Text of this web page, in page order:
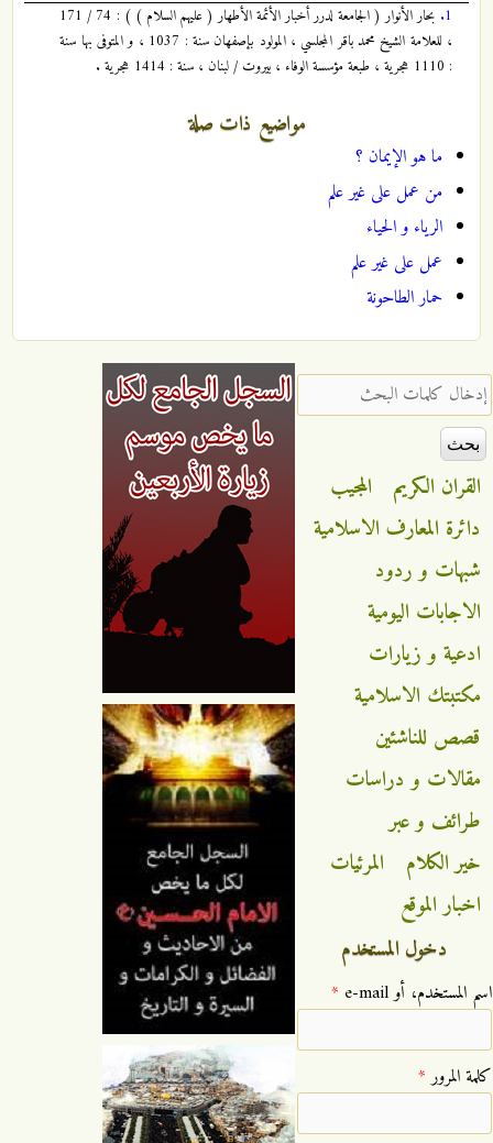
1.
بحار الأنوار ( الجامعة لدرر أخبار الأئمة الأطهار ( عليهم السلام ) ) : 74 / 171
، للعلامة الشيخ محمد باقر المجلسي ، المولود بإصفهان سنة : 1037 ، و المتوفى بها سنة
: 1110 هجرية ، طبعة مؤسسة الوفاء ، بيروت / لبنان ، سنة : 1414 هجرية .
مواضيع ذات صلة
ما هو الإيمان ؟
من عمل على غير علم
الرياء و الحياء
عمل على غير علم
حمار الطاحونة
‏إدخال كلمات البحث ‏
القران الكريم
المجيب
دائرة المعارف الاسلامية
شبهات و ردود
الاجابات اليومية
ادعية و زيارات
مكتبتك الاسلامية
قصص للناشئين
مقالات و دراسات
طرائف و عبر
خير الكلام
المرئيات
اخبار الموقع
دخول المستخدم
‏اسم المستخدم، أو e-mail ‏ *
‏كلمة المرور ‏*